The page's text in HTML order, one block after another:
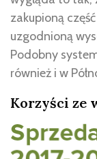
zakupioną
uzgodnioną
Podobny
również i w
Korzyści ze